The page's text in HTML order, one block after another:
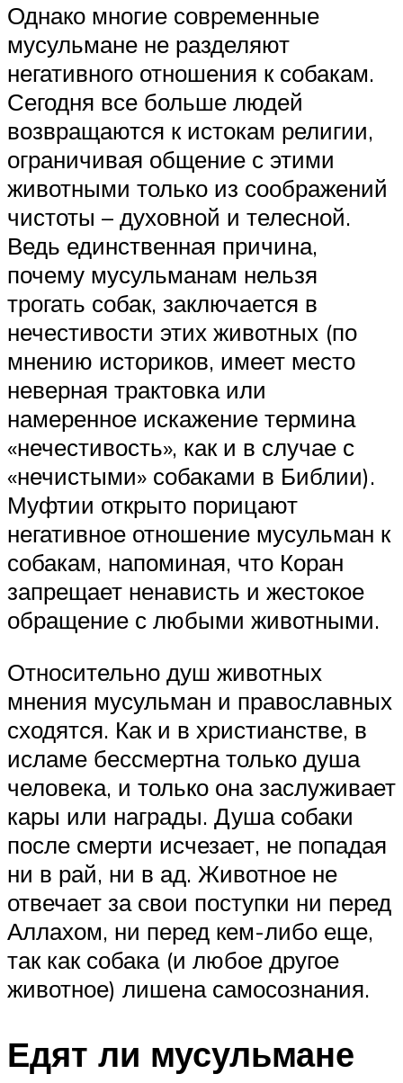
Однако многие современные
мусульмане не разделяют
негативного отношения к собакам.
Сегодня все больше людей
возвращаются к истокам религии,
ограничивая общение с этими
животными только из соображений
чистоты – духовной и телесной.
Ведь единственная причина,
почему мусульманам нельзя
трогать собак, заключается в
нечестивости этих животных (по
мнению историков, имеет место
неверная трактовка или
намеренное искажение термина
«нечестивость», как и в случае с
«нечистыми» собаками в Библии).
Муфтии открыто порицают
негативное отношение мусульман к
собакам, напоминая, что Коран
запрещает ненависть и жестокое
обращение с любыми животными.
Относительно душ животных
мнения мусульман и православных
сходятся. Как и в христианстве, в
исламе бессмертна только душа
человека, и только она заслуживает
кары или награды. Душа собаки
после смерти исчезает, не попадая
ни в рай, ни в ад. Животное не
отвечает за свои поступки ни перед
Аллахом, ни перед кем-либо еще,
так как собака (и любое другое
животное) лишена самосознания.
Едят ли мусульмане